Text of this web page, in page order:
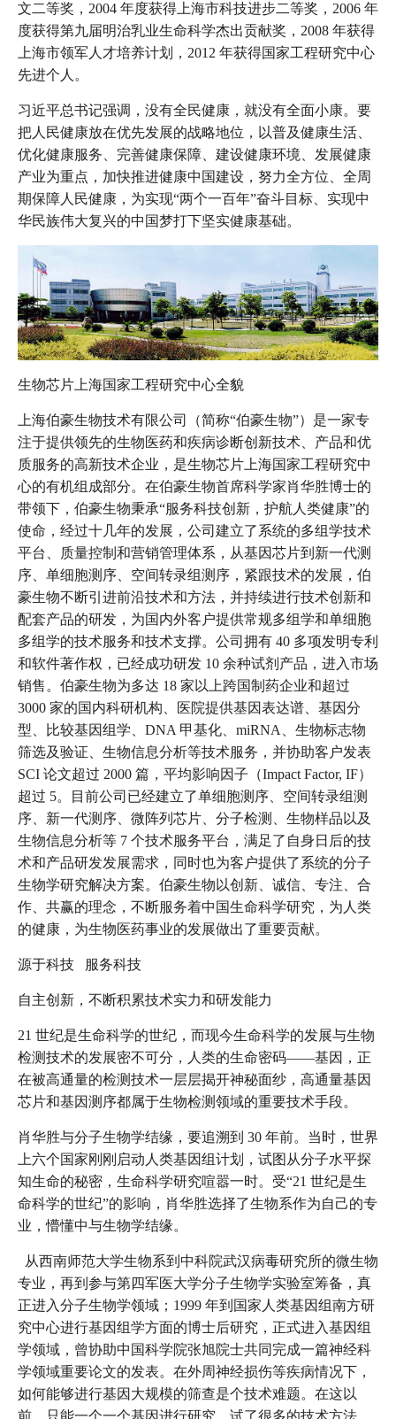
文二等奖，2004 年度获得上海市科技进步二等奖，2006 年
度获得第九届明治乳业生命科学杰出贡献奖，2008 年获得
上海市领军人才培养计划，2012 年获得国家工程研究中心
先进个人。
习近平总书记强调，没有全民健康，就没有全面小康。要
把人民健康放在优先发展的战略地位，以普及健康生活、
优化健康服务、完善健康保障、建设健康环境、发展健康
产业为重点，加快推进健康中国建设，努力全方位、全周
期保障人民健康，为实现“两个一百年”奋斗目标、实现中
华民族伟大复兴的中国梦打下坚实健康基础。
生物芯片上海国家工程研究中心全貌
上海伯豪生物技术有限公司（简称“伯豪生物”）是一家专
注于提供领先的生物医药和疾病诊断创新技术、产品和优
质服务的高新技术企业，是生物芯片上海国家工程研究中
心的有机组成部分。在伯豪生物首席科学家肖华胜博士的
带领下，伯豪生物秉承“服务科技创新，护航人类健康”的
使命，经过十几年的发展，公司建立了系统的多组学技术
平台、质量控制和营销管理体系，从基因芯片到新一代测
序、单细胞测序、空间转录组测序，紧跟技术的发展，伯
豪生物不断引进前沿技术和方法，并持续进行技术创新和
配套产品的研发，为国内外客户提供常规多组学和单细胞
多组学的技术服务和技术支撑。公司拥有 40 多项发明专利
和软件著作权，已经成功研发 10 余种试剂产品，进入市场
销售。伯豪生物为多达 18 家以上跨国制药企业和超过
3000 家的国内科研机构、医院提供基因表达谱、基因分
型、比较基因组学、DNA 甲基化、miRNA、生物标志物
筛选及验证、生物信息分析等技术服务，并协助客户发表
SCI 论文超过 2000 篇，平均影响因子（Impact Factor, IF）
超过 5。目前公司已经建立了单细胞测序、空间转录组测
序、新一代测序、微阵列芯片、分子检测、生物样品以及
生物信息分析等 7 个技术服务平台，满足了自身日后的技
术和产品研发发展需求，同时也为客户提供了系统的分子
生物学研究解决方案。伯豪生物以创新、诚信、专注、合
作、共赢的理念，不断服务着中国生命科学研究，为人类
的健康，为生物医药事业的发展做出了重要贡献。
源于科技 服务科技
自主创新，不断积累技术实力和研发能力
21 世纪是生命科学的世纪，而现今生命科学的发展与生物
检测技术的发展密不可分，人类的生命密码——基因，正
在被高通量的检测技术一层层揭开神秘面纱，高通量基因
芯片和基因测序都属于生物检测领域的重要技术手段。
肖华胜与分子生物学结缘，要追溯到 30 年前。当时，世界
上六个国家刚刚启动人类基因组计划，试图从分子水平探
知生命的秘密，生命科学研究喧嚣一时。受“21 世纪是生
命科学的世纪”的影响，肖华胜选择了生物系作为自己的专
业，懵懂中与生物学结缘。
从西南师范大学生物系到中科院武汉病毒研究所的微生物
专业，再到参与第四军医大学分子生物学实验室筹备，真
正进入分子生物学领域；1999 年到国家人类基因组南方研
究中心进行基因组学方面的博士后研究，正式进入基因组
学领域，曾协助中国科学院张旭院士共同完成一篇神经科
学领域重要论文的发表。在外周神经损伤等疾病情况下，
如何能够进行基因大规模的筛查是个技术难题。在这以